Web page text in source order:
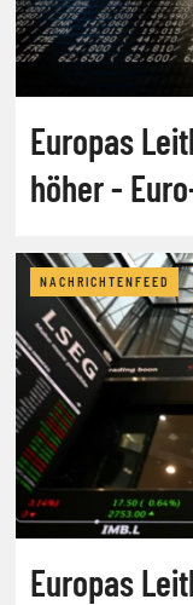
Europas
höher -
NACHRICHTENFEED
Europas